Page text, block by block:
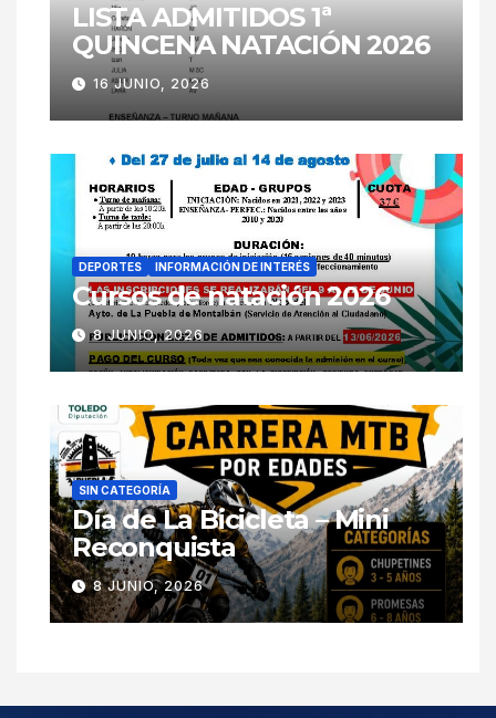
LISTA ADMITIDOS 1ª
QUINCENA NATACIÓN 2026
16 JUNIO, 2026
DEPORTES INFORMACIÓN DE INTERÉS
Cursos de natación 2026
8 JUNIO, 2026
SIN CATEGORÍA
Día de La Bicicleta – Mini
Reconquista
8 JUNIO, 2026